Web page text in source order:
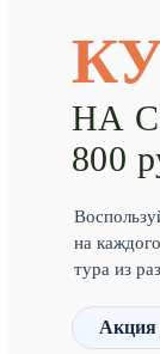
НА
800
на
тура из
Акция